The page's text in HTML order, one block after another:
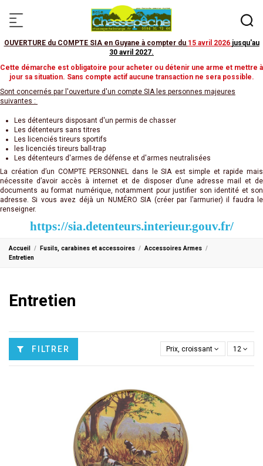
OUVERTURE du COMPTE SIA en Guyane à compter du 15 avril 2026 jusqu'au
30 avril 2027.
Cette démarche est obligatoire pour acheter ou détenir une arme et mettre à
jour sa situation. Sans compte actif aucune transaction ne sera possible.
Sont concernés par l'ouverture d'un compte SIA les personnes majeures
suivantes :
Les détenteurs disposant d'un permis de chasser
Les détenteurs sans titres
Les licenciés tireurs sportifs
les licenciés tireurs ball-trap
Les détenteurs d'armes de défense et d'armes neutralisées
La création d’un COMPTE PERSONNEL dans le SIA est simple et rapide mais
nécessite d’avoir accès à internet et de disposer d’une adresse mail et de
documents au format numérique, notamment pour justifier son identité et son
adresse. Si vous avez déjà un NUMÉRO SIA (créer par l’armurier) il faudra le
renseigner.
https://sia.detenteurs.interieur.gouv.fr/
Accueil Fusils, carabines et accessoires
Accessoires Armes
Entretien
Entretien
FILTRER Prix, croissant 12